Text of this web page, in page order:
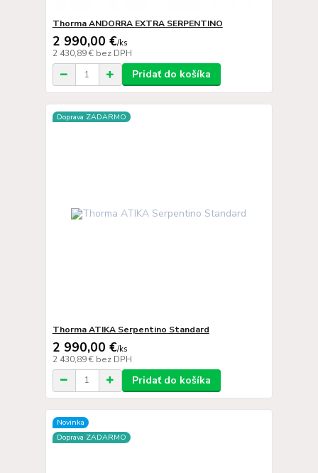
Thorma ANDORRA EXTRA SERPENTINO
2 990,00 €/ks
2 430,89 € bez DPH
Pridať do košíka
Doprava ZADARMO
Thorma ATIKA Serpentino Standard
2 990,00 €/ks
2 430,89 € bez DPH
Pridať do košíka
Novinka
Doprava ZADARMO